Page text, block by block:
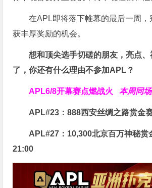
在APL即将落下帷幕的最后一周
获丰厚奖励的机会。
想和顶尖选手切磋的朋友，亮点
了，你还有什么理由不参加APL？
APL6/8开幕赛点燃战火本周同
APL#23：888西安丝绸之路赏
APL#27：10,300北京百万神秘
21:00